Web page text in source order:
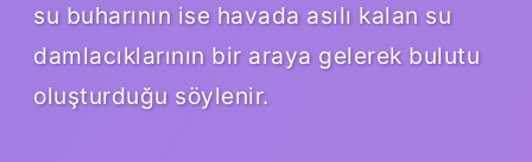
su buharının ise havada asılı kalan su
damlacıklarının bir araya gelerek bulutu
oluşturduğu söylenir.